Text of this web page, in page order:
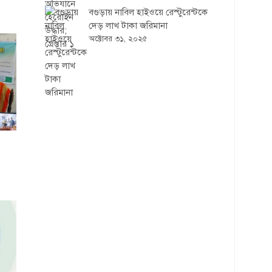
বগুড়ায় নাবিল হাইওয়ে রেস্টুরেন্টকে
দেড় লাখ টাকা জরিমানা
অক্টোবর ৩১, ২০২৫